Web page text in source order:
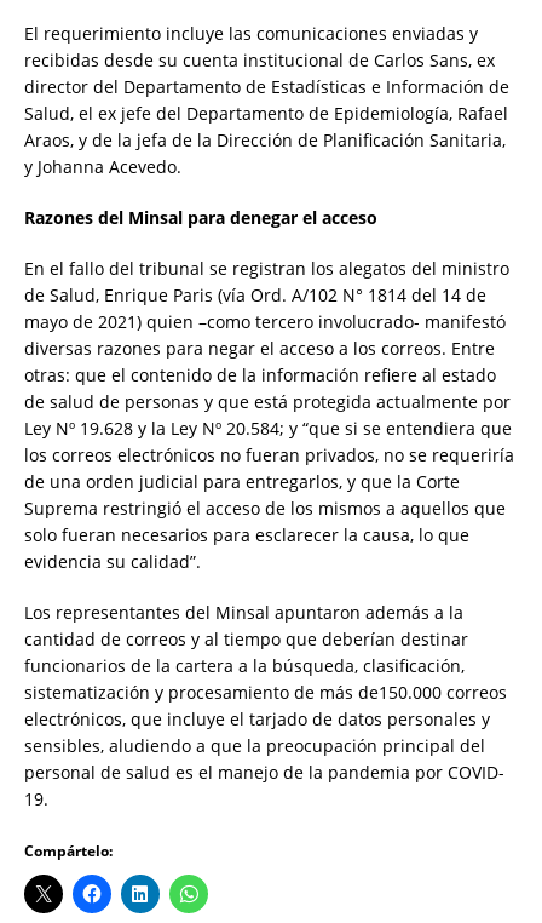
El requerimiento incluye las comunicaciones enviadas y
recibidas desde su cuenta institucional de Carlos Sans, ex
director del Departamento de Estadísticas e Información de
Salud, el ex jefe del Departamento de Epidemiología, Rafael
Araos, y de la jefa de la Dirección de Planificación Sanitaria,
y Johanna Acevedo.
Razones del Minsal para denegar el acceso
En el fallo del tribunal se registran los alegatos del ministro
de Salud, Enrique Paris (vía Ord. A/102 N° 1814 del 14 de
mayo de 2021) quien –como tercero involucrado- manifestó
diversas razones para negar el acceso a los correos. Entre
otras: que el contenido de la información refiere al estado
de salud de personas y que está protegida actualmente por
Ley Nº 19.628 y la Ley Nº 20.584; y “que si se entendiera que
los correos electrónicos no fueran privados, no se requeriría
de una orden judicial para entregarlos, y que la Corte
Suprema restringió el acceso de los mismos a aquellos que
solo fueran necesarios para esclarecer la causa, lo que
evidencia su calidad”.
Los representantes del Minsal apuntaron además a la
cantidad de correos y al tiempo que deberían destinar
funcionarios de la cartera a la búsqueda, clasificación,
sistematización y procesamiento de más de150.000 correos
electrónicos, que incluye el tarjado de datos personales y
sensibles, aludiendo a que la preocupación principal del
personal de salud es el manejo de la pandemia por COVID-
19.
Compártelo: